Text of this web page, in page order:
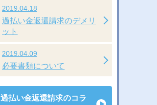
2019.04.18
過払い金返還請求のデメリ
ット
2019.04.09
必要書類について
過払い金返還請求のコラ